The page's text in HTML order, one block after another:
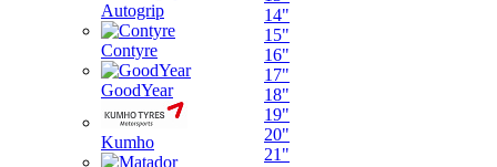
Autogrip
Contyre
GoodYear
Kumho
14"
15"
16"
17"
18"
19"
20"
21"